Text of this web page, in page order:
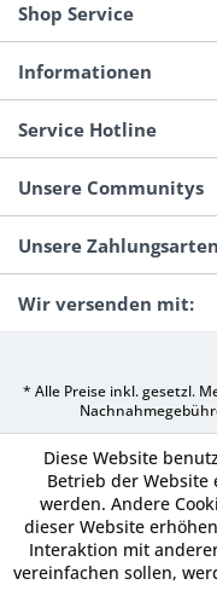
Shop Service
Informationen
Service Hotline
Unsere Communitys
Unsere Zahlungsarten
Wir versenden mit:
* Alle Preise inkl. gesetzl.
Diese Website
Betrieb der
werden. Andere
dieser Website
Interaktion mit
vereinfachen sollen,